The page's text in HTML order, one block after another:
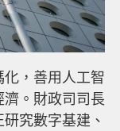
，善用人工智
。財政司司長
究數字基建、